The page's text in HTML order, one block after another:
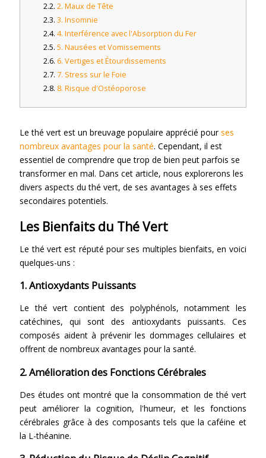
2. Maux de Tête
3. Insomnie
4. Interférence avec l'Absorption du Fer
5. Nausées et Vomissements
6. Vertiges et Étourdissements
7. Stress sur le Foie
8. Risque d'Ostéoporose
Le thé vert est un breuvage populaire apprécié pourses
nombreux avantages pour la santé. Cependant, il est
essentiel de comprendre que trop de bien peut parfois se
transformer en mal. Dans cet article, nous explorerons les
divers aspects du thé vert, de ses avantages à ses effets
secondaires potentiels.
Les Bienfaits du Thé Vert
Le thé vert est réputé pour ses multiples bienfaits, en voici
quelques-uns :
1. Antioxydants Puissants
Le thé vert contient des polyphénols, notamment les
catéchines, qui sont des antioxydants puissants. Ces
composés aident à prévenir les dommages cellulaires et
offrent de nombreux avantages pour la santé.
2. Amélioration des Fonctions Cérébrales
Des études ont montré que la consommation de thé vert
peut améliorer la cognition, l'humeur, et les fonctions
cérébrales grâce à des composants tels que la caféine et
la L-théanine.